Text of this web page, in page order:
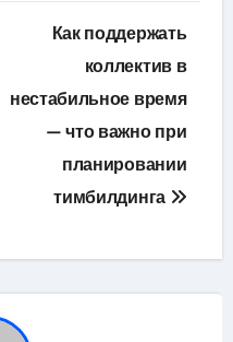
Как поддержать
коллектив в
нестабильное время
— что важно при
планировании
тимбилдинга